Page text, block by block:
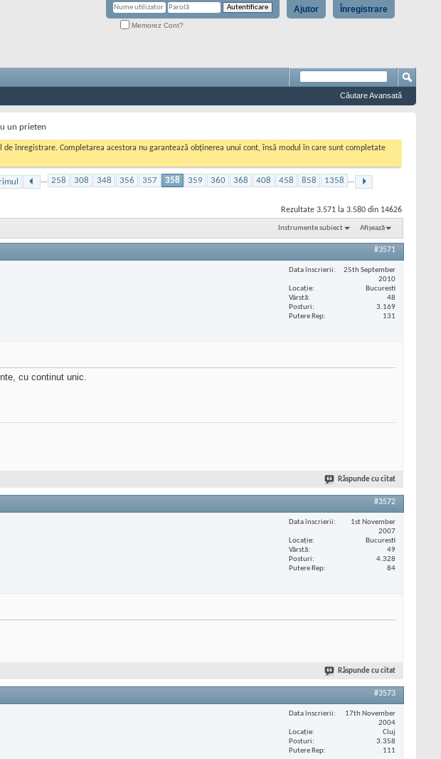
Înregistrare
Ajutor
Memorez Cont?
Căutare Avansată
un prieten
înregistrare. Completarea acestora nu garantează obținerea unui cont, însă modul în care sunt completate
... 258 308 348 356 357 358 359 360 368 408 458 858 1358 ...
Rezultate 3.571 la 3.580 din 14626
Instrumente subiect Afișează
#3571
Data înscrierii
25th September
2010
Locaţie
Bucuresti
Vârstă
48
Posturi
3.169
Putere Rep
131
cu continut unic.
Răspunde cu citat
#3572
Data înscrierii
1st November
2007
Locaţie
Bucuresti
Vârstă
49
Posturi
4.328
Putere Rep
84
Răspunde cu citat
#3573
Data înscrierii
17th November
2004
Locaţie
Cluj
Posturi
3.358
Putere Rep
111